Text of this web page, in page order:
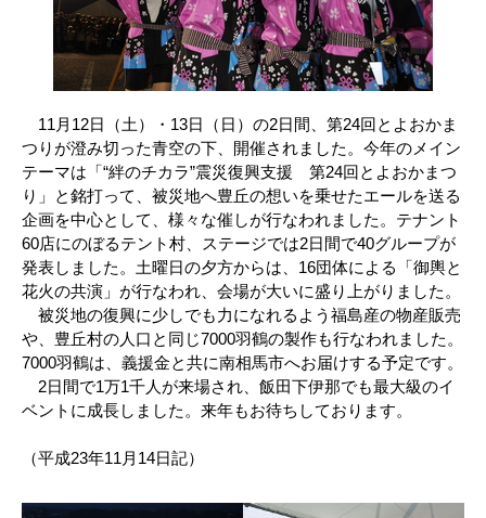
11月12日（土）・13日（日）の2日間、第24回とよおかま
つりが澄み切った青空の下、開催されました。今年のメイン
テーマは「“絆のチカラ”震災復興支援 第24回とよおかまつ
り」と銘打って、被災地へ豊丘の想いを乗せたエールを送る
企画を中心として、様々な催しが行なわれました。テナント
60店にのぼるテント村、ステージでは2日間で40グループが
発表しました。土曜日の夕方からは、16団体による「御輿と
花火の共演」が行なわれ、会場が大いに盛り上がりました。
被災地の復興に少しでも力になれるよう福島産の物産販売
や、豊丘村の人口と同じ7000羽鶴の製作も行なわれました。
7000羽鶴は、義援金と共に南相馬市へお届けする予定です。
2日間で1万1千人が来場され、飯田下伊那でも最大級のイ
ベントに成長しました。来年もお待ちしております。
（平成23年11月14日記）